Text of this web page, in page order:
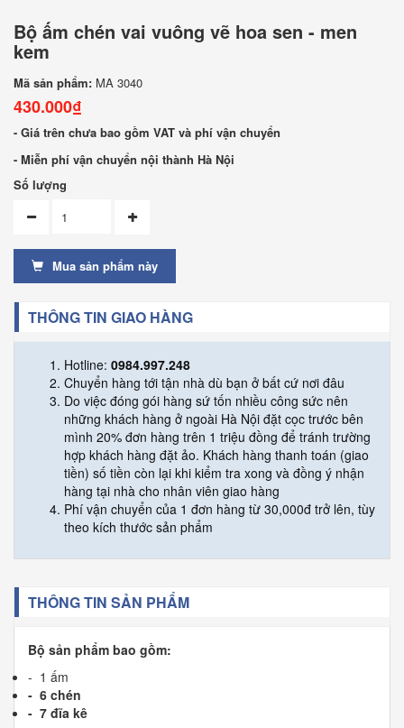
Bộ ấm chén vai vuông vẽ hoa sen - men
kem
Mã sản phẩm: MA 3040
430.000₫
- Giá trên chưa bao gồm VAT và phí vận chuyển
- Miễn phí vận chuyển nội thành Hà Nội
Số lượng
Mua sản phẩm này
THÔNG TIN GIAO HÀNG
Hotline: 0984.997.248
Chuyển hàng tới tận nhà dù bạn ở bất cứ nơi đâu
Do việc đóng gói hàng sứ tốn nhiều công sức nên
những khách hàng ở ngoài Hà Nội đặt cọc trước bên
mình 20% đơn hàng trên 1 triệu đồng để tránh trường
hợp khách hàng đặt ảo. Khách hàng thanh toán (giao
tiền) số tiền còn lại khi kiểm tra xong và đồng ý nhận
hàng tại nhà cho nhân viên giao hàng
Phí vận chuyển của 1 đơn hàng từ 30,000đ trở lên, tùy
theo kích thước sản phẩm
THÔNG TIN SẢN PHẨM
Bộ sản phẩm bao gồm:
- 1 ấm
- 6 chén
- 7 đĩa kê